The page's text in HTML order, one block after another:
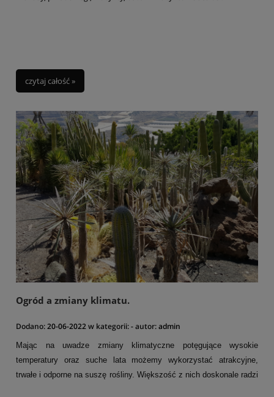
czytaj całość »
Ogród a zmiany klimatu.
Dodano:20-06-2022w kategorii:-autor:admin
Mając na uwadze zmiany klimatyczne potęgujące wysokie
temperatury oraz suche lata możemy wykorzystać atrakcyjne,
trwałe i odporne na suszę rośliny. Większość z nich doskonale radzi